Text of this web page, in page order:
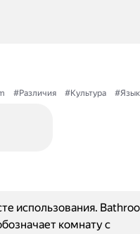
#Различия #Культура #Язык
использования.
комнату с